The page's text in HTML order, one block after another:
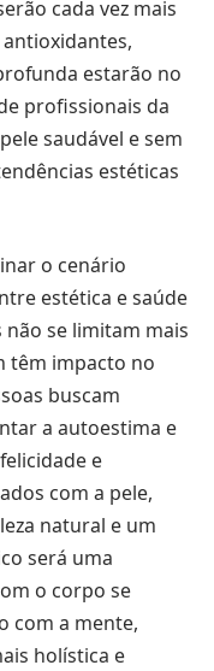
cada vez mais
estarão no
profissionais da
saudável e sem
estéticas
o cenário
estética e saúde
se limitam mais
têm impacto no
buscam
a autoestima e
e
com a pele,
natural e um
será uma
o corpo se
com a mente,
holística e